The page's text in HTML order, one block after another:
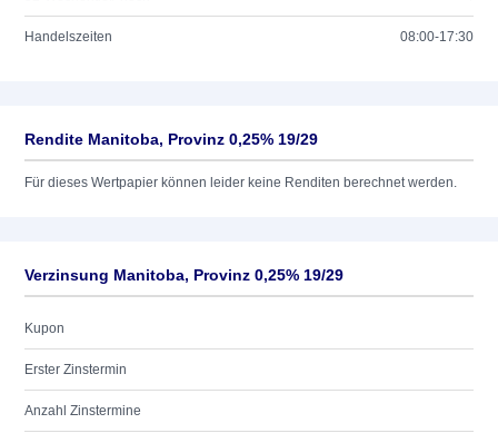
Handelszeiten 08:00-17:30
Rendite Manitoba, Provinz 0,25% 19/29
Für dieses Wertpapier können leider keine Renditen berechnet werden.
Verzinsung Manitoba, Provinz 0,25% 19/29
Kupon
Erster Zinstermin
Anzahl Zinstermine